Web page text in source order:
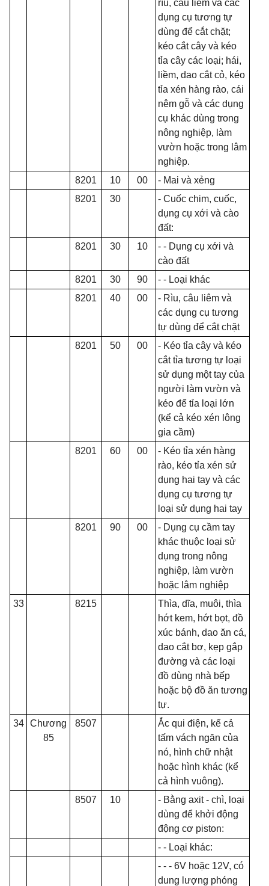
rìu, câu liêm và các
dụng cụ tương tự
dùng để cắt chặt;
kéo cắt cây và kéo
tỉa cây các loại; hái,
liềm, dao cắt cỏ, kéo
tỉa xén hàng rào, cái
nêm gỗ và các dụng
cụ khác dùng trong
nông nghiệp, làm
vườn hoặc trong lâm
nghiệp.
8201
10 00
- Mai và xẻng
8201
30
- Cuốc chim, cuốc,
dụng cụ xới và cào
đất:
8201
30 10
- - Dụng cụ xới và
cào đất
8201
30 90
- - Loại khác
8201
40 00
- Rìu, câu liêm và
các dụng cụ tương
tự dùng để cắt chặt
8201
50 00 - Kéo tỉa cây và kéo
cắt tỉa tương tự loại
sử dụng một tay của
người làm vườn và
kéo để tỉa loại lớn
(kể cả kéo xén lông
gia cầm)
8201
60 00
- Kéo tỉa xén hàng
rào, kéo tỉa xén sử
dụng hai tay và các
dụng cụ tương tự
loại sử dụng hai tay
8201
90 00
- Dụng cụ cầm tay
khác thuộc loại sử
dụng trong nông
nghiệp, làm vườn
hoặc lâm nghiệp
33
8215 Thìa, dĩa, muôi, thìa
hớt kem, hớt bọt, đồ
xúc bánh, dao ăn cá,
dao cắt bơ, kẹp gắp
đường và các loại
đồ dùng nhà bếp
hoặc bộ đồ ăn tương
tự.
34
Chương
85
8507
Ắc qui điện, kể cả
tấm vách ngăn của
nó, hình chữ nhật
hoặc hình khác (kể
cả hình vuông).
8507
10
- Bằng axit - chì, loại
dùng để khởi động
động cơ piston:
- - Loại khác:
- - - 6V hoặc 12V, có
dung lượng phóng